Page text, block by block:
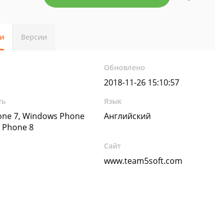
Версии
Обновлено
2018-11-26 15:10:57
7, Windows Phone
8
Язык
Английский
Сайт
www.team5soft.com